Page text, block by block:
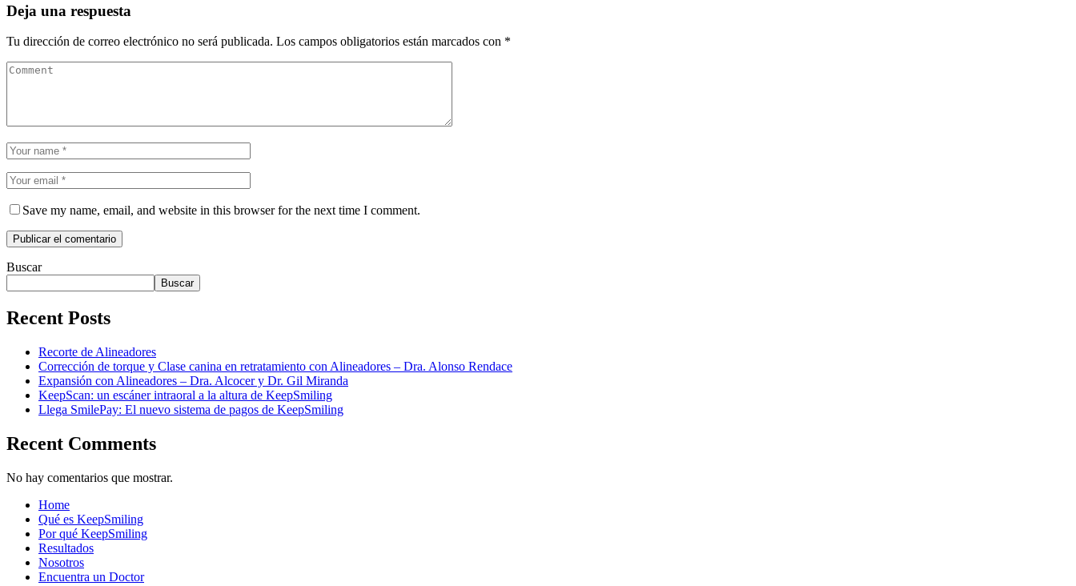
Deja una respuesta
Tu dirección de correo electrónico no será publicada. Los campos obligatorios están marcados con *
Save my name, email, and website in this browser for the next time I comment.
Buscar
Buscar
Recent Posts
Recorte de Alineadores
Corrección de torque y Clase canina en retratamiento con Alineadores – Dra. Alonso Rendace
Expansión con Alineadores – Dra. Alcocer y Dr. Gil Miranda
KeepScan: un escáner intraoral a la altura de KeepSmiling
Llega SmilePay: El nuevo sistema de pagos de KeepSmiling
Recent Comments
No hay comentarios que mostrar.
Home
Qué es KeepSmiling
Por qué KeepSmiling
Resultados
Nosotros
Encuentra un Doctor